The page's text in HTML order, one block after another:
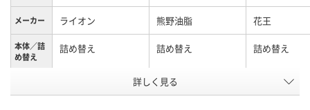
メーカー ライオン 熊野油脂 花王
本体／詰
め替え
詰め替え 詰め替え 詰め替え
液体
詳しく見る